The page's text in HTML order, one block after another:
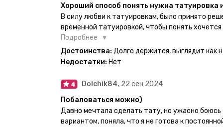
понятно объяснено, отдельным плюсом для
обозначениями тех мечт, где тату будет
всём советую и рекомендую, буду заказывать
Хороший способ понять нужна татуировка
В силу любви к татуировкам, было принято
временной татуировкой, чтобы понять
как оказалось смысла набивать нет, ведь
татуировки и в случае если одна не
настоящая, держится долго, больше ничего и не
Подробнее
Достоинства: Долго держится, выглядит как
Недостатки: Нет
Dolchik84, 22 сен 2024
Побаловаться можно)
Давно мечтала сделать тату, но ужасно боюсь
вариантом, поняла, что я не готова к